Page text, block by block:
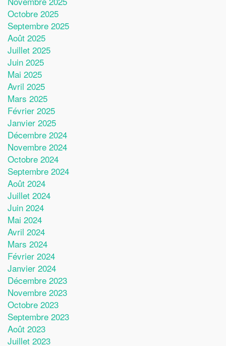
Octobre 2025
Septembre 2025
Août 2025
Juillet 2025
Juin 2025
Mai 2025
Avril 2025
Mars 2025
Février 2025
Janvier 2025
Décembre 2024
Novembre 2024
Octobre 2024
Septembre 2024
Août 2024
Juillet 2024
Juin 2024
Mai 2024
Avril 2024
Mars 2024
Février 2024
Janvier 2024
Décembre 2023
Novembre 2023
Octobre 2023
Septembre 2023
Août 2023
Juillet 2023